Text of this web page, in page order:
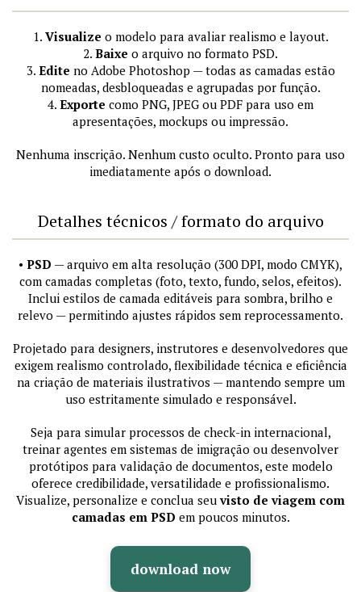
1. Visualize o modelo para avaliar realismo e layout.
2. Baixe o arquivo no formato PSD.
3. Edite no Adobe Photoshop — todas as camadas estão
nomeadas, desbloqueadas e agrupadas por função.
4. Exporte como PNG, JPEG ou PDF para uso em
apresentações, mockups ou impressão.
Nenhuma inscrição. Nenhum custo oculto. Pronto para uso
imediatamente após o download.
Detalhes técnicos / formato do arquivo
• PSD — arquivo em alta resolução (300 DPI, modo CMYK),
com camadas completas (foto, texto, fundo, selos, efeitos).
Inclui estilos de camada editáveis para sombra, brilho e
relevo — permitindo ajustes rápidos sem reprocessamento.
Projetado para designers, instrutores e desenvolvedores que
exigem realismo controlado, flexibilidade técnica e eficiência
na criação de materiais ilustrativos — mantendo sempre um
uso estritamente simulado e responsável.
Seja para simular processos de check-in internacional,
treinar agentes em sistemas de imigração ou desenvolver
protótipos para validação de documentos, este modelo
oferece credibilidade, versatilidade e profissionalismo.
Visualize, personalize e conclua seuvisto de viagem com
camadas em PSD em poucos minutos.
download now